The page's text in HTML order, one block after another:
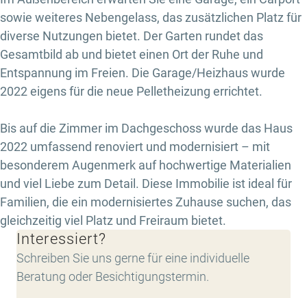
sowie weiteres Nebengelass, das zusätzlichen Platz für
diverse Nutzungen bietet. Der Garten rundet das
Gesamtbild ab und bietet einen Ort der Ruhe und
Entspannung im Freien. Die Garage/Heizhaus wurde
2022 eigens für die neue Pelletheizung errichtet.
Bis auf die Zimmer im Dachgeschoss wurde das Haus
2022 umfassend renoviert und modernisiert – mit
besonderem Augenmerk auf hochwertige Materialien
und viel Liebe zum Detail. Diese Immobilie ist ideal für
Familien, die ein modernisiertes Zuhause suchen, das
gleichzeitig viel Platz und Freiraum bietet.
Interessiert?
Schreiben Sie uns gerne für eine individuelle
Beratung oder Besichtigungstermin.